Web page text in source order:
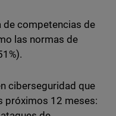
de competencias de
las normas de
ciberseguridad que
próximos 12 meses: